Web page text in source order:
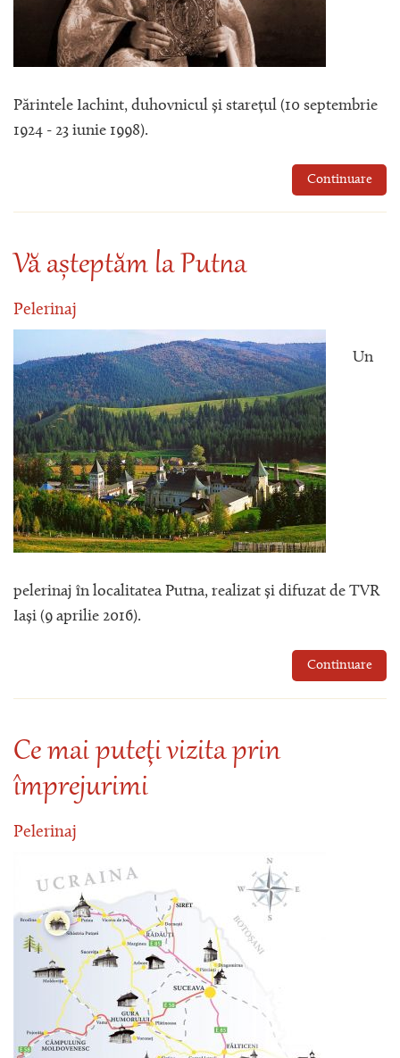
Părintele Iachint, duhovnicul și starețul (10 septembrie
1924 - 23 iunie 1998).
Continuare
Vă așteptăm la Putna
Pelerinaj
Un
pelerinaj în localitatea Putna, realizat și difuzat de TVR
Iași (9 aprilie 2016).
Continuare
Ce mai puteţi vizita prin
împrejurimi
Pelerinaj